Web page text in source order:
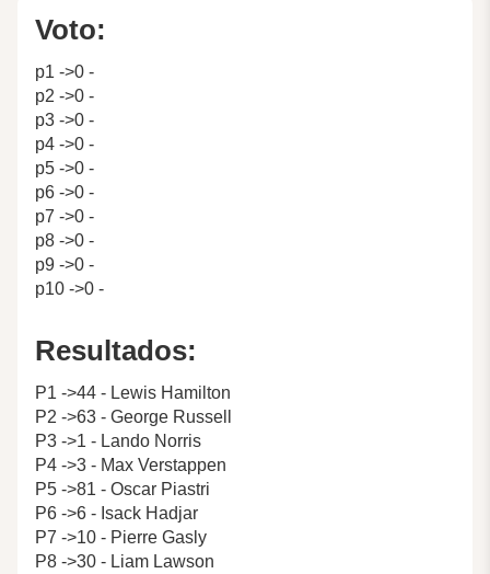
Voto:
p1 ->0 -
p2 ->0 -
p3 ->0 -
p4 ->0 -
p5 ->0 -
p6 ->0 -
p7 ->0 -
p8 ->0 -
p9 ->0 -
p10 ->0 -
Resultados:
P1 ->44 - Lewis Hamilton
P2 ->63 - George Russell
P3 ->1 - Lando Norris
P4 ->3 - Max Verstappen
P5 ->81 - Oscar Piastri
P6 ->6 - Isack Hadjar
P7 ->10 - Pierre Gasly
P8 ->30 - Liam Lawson